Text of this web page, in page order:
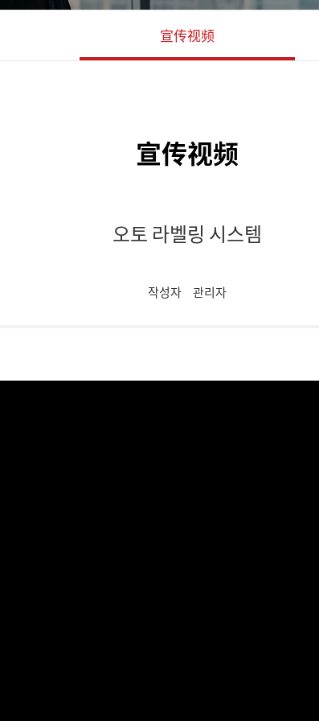
宣传视频
宣传视频
오토 라벨링 시스템
작성자 관리자